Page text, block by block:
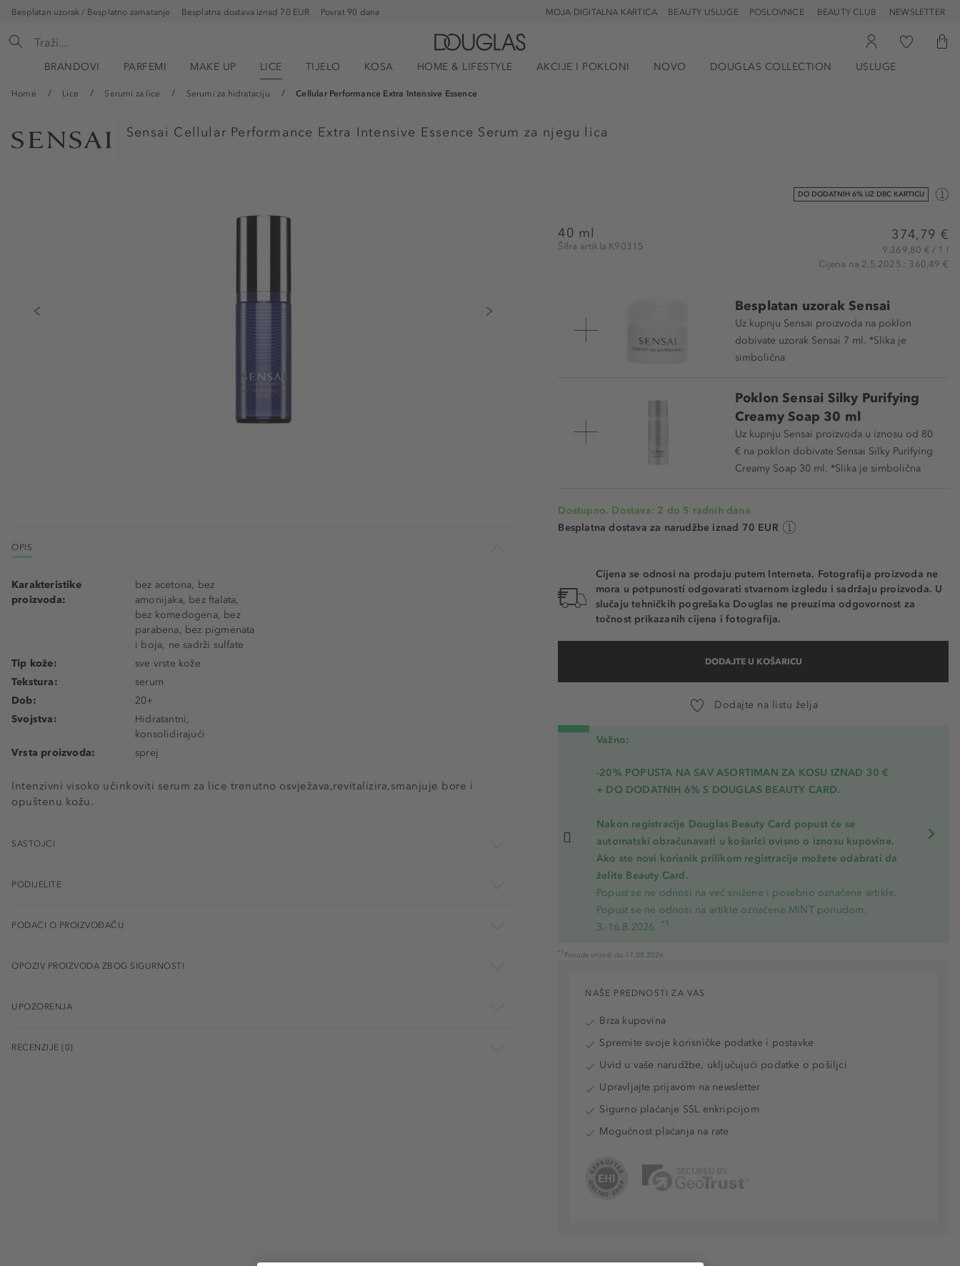
Besplatan uzorak / Besplatno zamatanje Besplatna dostava iznad 70 EUR Povrat 90 dana POSLOVNICE BEAUTY CLUB NEWSLETTER
BEAUTY USLUGE
MOJA DIGITALNA KARTICA
BRANDOVI PARFEMI MAKE UP LICE TIJELO KOSA HOME & LIFESTYLE AKCIJE I POKLONI NOVO DOUGLAS COLLECTION USLUGE
Home Lice Serumi za lice Serumi za hidrataciju Cellular Performance Extra Intensive Essence
Sensai Cellular Performance Extra Intensive Essence Serum za njegu lica
DO DODATNIH 6% UZ DBC KARTICU
40 ml
Šifra artikla K90315
374,79 €
9.369,80 € / 1 l
Cijena na 2.5.2025.: 360,49 €
Besplatan uzorak Sensai
Uz kupnju Sensai proizvoda na poklon
dobivate uzorak Sensai 7 ml. *Slika je
simbolična
Poklon Sensai Silky Purifying
Creamy Soap 30 ml
Uz kupnju Sensai proizvoda u iznosu od 80
€ na poklon dobivate Sensai Silky Purifying
Creamy Soap 30 ml. *Slika je simbolična
Dostupno. Dostava: 2 do 5 radnih dana
Besplatna dostava za narudžbe iznad 70 EUR
Cijena se odnosi na prodaju putem Interneta. Fotografija proizvoda ne
mora u potpunosti odgovarati stvarnom izgledu i sadržaju proizvoda. U
slučaju tehničkih pogrešaka Douglas ne preuzima odgovornost za
točnost prikazanih cijena i fotografija.
DODAJTE U KOŠARICU
Dodajte na listu želja
Važno:
-20% POPUSTA NA SAV ASORTIMAN ZA KOSU IZNAD 30 €
+ DO DODATNIH 6% S DOUGLAS BEAUTY CARD.
Nakon registracije Douglas Beauty Card popust će se
automatski obračunavati u košarici ovisno o iznosu kupovine.
Ako ste novi korisnik prilikom registracije možete odabrati da
želite Beauty Card.
Popust se ne odnosi na već snižene i posebno označene artikle.
Popust se ne odnosi na artikle označene MINT ponudom.
3.-16.8.2026.
*1
*1 Ponuda vrijedi do 17.08.2026
OPIS
Intenzivni visoko učinkoviti serum za lice trenutno osvježava,revitalizira,smanjuje bore i
opuštenu kožu.
Karakteristike
proizvoda:
bez acetona, bez
amonijaka, bez ftalata,
bez komedogena, bez
parabena, bez pigmenata
i boja, ne sadrži sulfate
Tip kože:
sve vrste kože
Tekstura:
serum
Dob:
20+
Svojstva:
Hidratantni,
konsolidirajući
Vrsta proizvoda:
sprej
SASTOJCI
PODIJELITE
PODACI O PROIZVOĐAČU
OPOZIV PROIZVODA ZBOG SIGURNOSTI
UPOZORENJA
RECENZIJE (0)
NAŠE PREDNOSTI ZA VAS
Brza kupovina
Spremite svoje korisničke podatke i postavke
Uvid u vaše narudžbe, uključujući podatke o pošiljci
Upravljajte prijavom na newsletter
Sigurno plaćanje SSL enkripcijom
Mogućnost plaćanja na rate